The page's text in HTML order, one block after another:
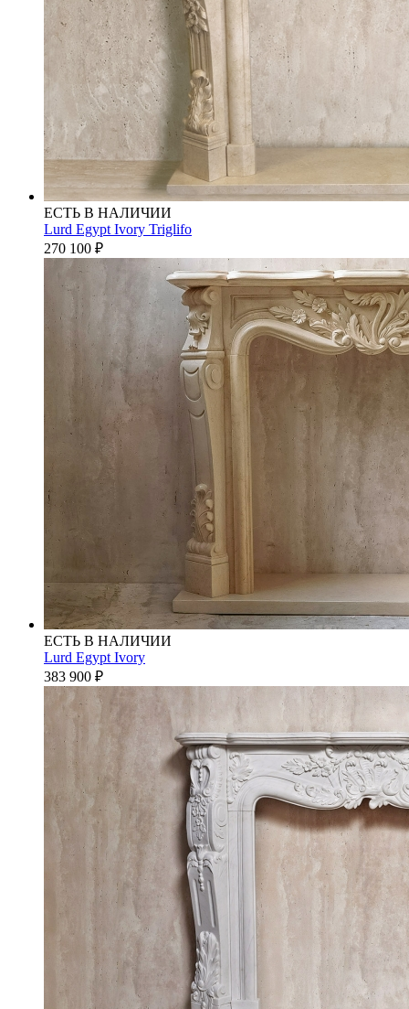
ЕСТЬ В НАЛИЧИИ
Lurd Egypt Ivory Triglifo
270 100 ₽
ЕСТЬ В НАЛИЧИИ
Lurd Egypt Ivory
383 900 ₽